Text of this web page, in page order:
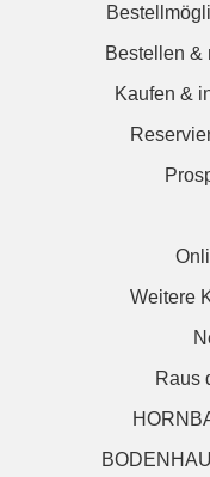
Bestellen &
Kaufen &
Weitere
Raus